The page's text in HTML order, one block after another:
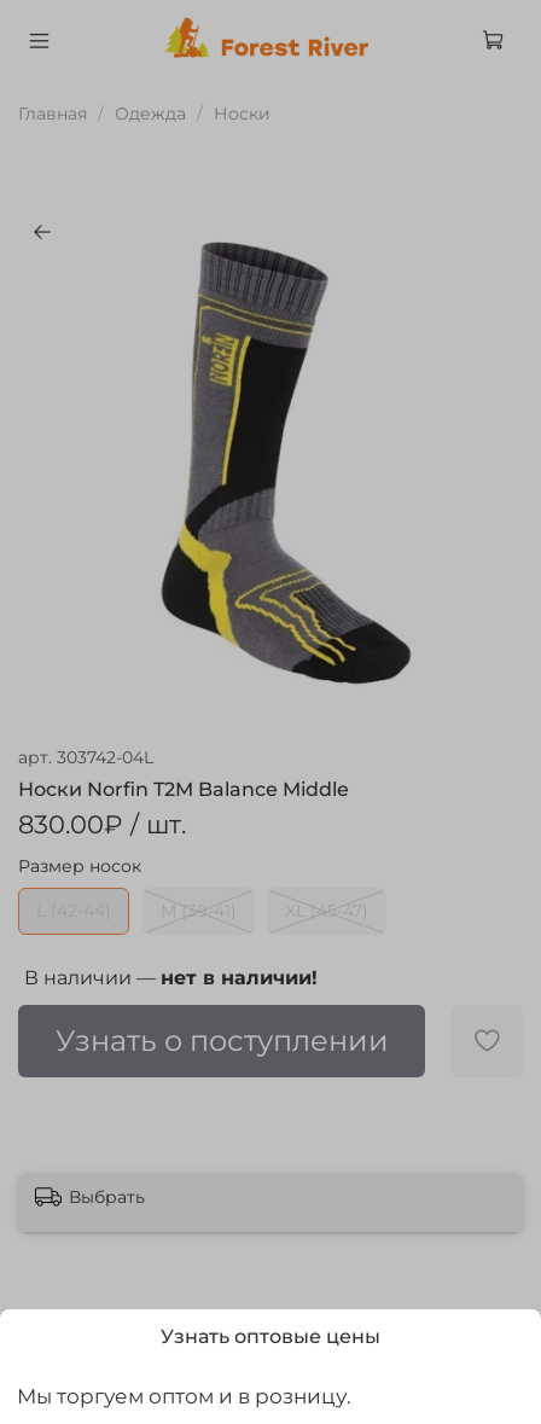
Главная Одежда Носки
арт. 303742-04L
Носки Norfin T2M Balance Middle
830.00₽ / шт.
В наличии — нет в наличии!
Узнать о поступлении
Размер носок
M (39-41) XL (45-47)
Выбрать
Описание
Термоноски Norfin T2M Balance Middle
Узнать оптовые цены
Мы торгуем оптом и в розницу.